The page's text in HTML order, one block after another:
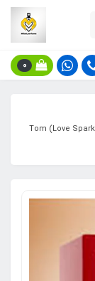
0
ادکلن الحمبرا مدل لاو اسپارک رایحه تام فورد الکتریک چری ( Love Spark) Tom